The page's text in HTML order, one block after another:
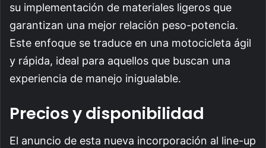
su implementación de materiales ligeros que
garantizan una mejor relación peso-potencia.
Este enfoque se traduce en una motocicleta ágil
y rápida, ideal para aquellos que buscan una
experiencia de manejo inigualable.
Precios y disponibilidad
El anuncio de esta nueva incorporación al line-up